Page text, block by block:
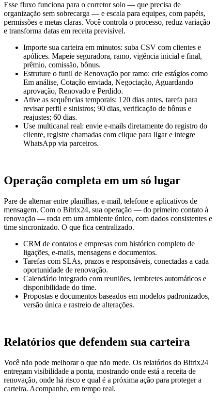
Esse fluxo funciona para o corretor solo — que precisa de
organização sem sobrecarga — e escala para equipes, com papéis,
permissões e metas claras. Você controla o processo, reduz variação
e transforma datas em receita previsível.
Importe sua carteira em minutos: suba CSV com clientes e
apólices. Mapeie seguradora, ramo, vigência inicial e final,
prêmio, comissão, bônus.
Estruture o funil de Renovação por ramo: crie estágios como
Em análise, Cotação enviada, Negociação, Aguardando
aprovação, Renovado e Perdido.
Ative as sequências temporais: 120 dias antes, tarefa para
revisar perfil e sinistros; 90 dias, verificação de bônus e
reajustes; 60 dias.
Use multicanal real: envie e-mails diretamente do registro do
cliente, registre chamadas com clique para ligar e integre
WhatsApp via parceiros.
Operação completa em um só lugar
Pare de alternar entre planilhas, e-mail, telefone e aplicativos de
mensagem. Com o Bitrix24, sua operação — do primeiro contato à
renovação — roda em um ambiente único, com dados consistentes e
time sincronizado. O que fica centralizado.
CRM de contatos e empresas com histórico completo de
ligações, e-mails, mensagens e documentos.
Tarefas com SLAs, prazos e responsáveis, conectadas a cada
oportunidade de renovação.
Calendário integrado com reuniões, lembretes automáticos e
disponibilidade do time.
Propostas e documentos baseados em modelos padronizados,
versão única e rastreio de alterações.
Relatórios que defendem sua carteira
Você não pode melhorar o que não mede. Os relatórios do Bitrix24
entregam visibilidade a ponta, mostrando onde está a receita de
renovação, onde há risco e qual é a próxima ação para proteger a
carteira. Acompanhe, em tempo real.